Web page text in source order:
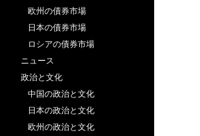
欧州の債券市場
日本の債券市場
ロシアの債券市場
ニュース
政治と文化
中国の政治と文化
日本の政治と文化
欧州の政治と文化